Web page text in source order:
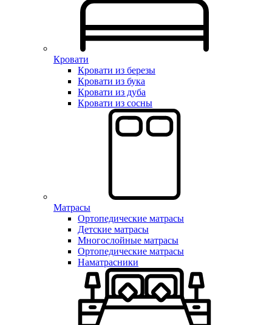
Кровати
Кровати из березы
Кровати из бука
Кровати из дуба
Кровати из сосны
Матрасы
Ортопедические матрасы
Детские матрасы
Многослойные матрасы
Ортопедические матрасы
Наматрасники